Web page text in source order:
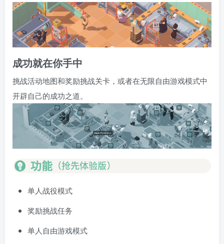
成功就在你手中
挑战活动地图和奖励挑战关卡，或者在无限自由游戏模式中
开辟自己的成功之道。
单人战役模式
奖励挑战任务
单人自由游戏模式